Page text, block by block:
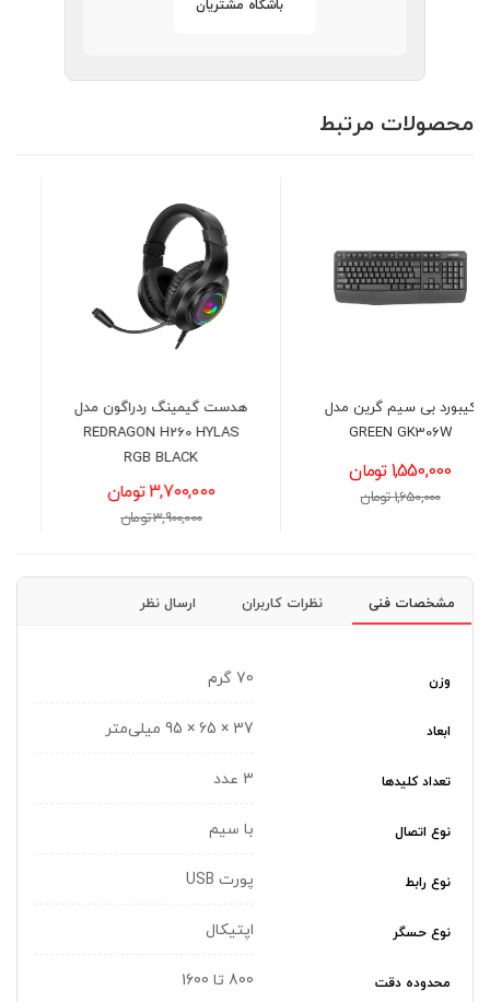
باشگاه مشتریان
محصولات مرتبط
هدست گیمینگ ردراگون مدل
REDRAGON H260 HYLAS
3,700,000 تومان
ماوس با سیم گرین GM-101
650,000 تومان
مشخصات فنی نظرات کاربران ارسال نظر
وزن 70 گرم
ابعاد 37 × 65 × 95 میلی‌متر
تعداد کلیدها 3 عدد
نوع اتصال با سیم
نوع رابط پورت USB
نوع حسگر اپتیکال
محدوده دقت 800 تا 1600